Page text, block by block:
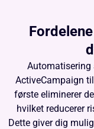
Automatisering
ActiveCampaign
første eliminerer
hvilket reducerer
Dette giver dig